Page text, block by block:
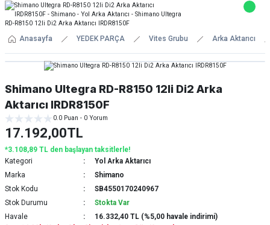
Anasayfa YEDEK PARÇA Vites Grubu Arka Aktarıcı
Shimano Ultegra RD-R8150 12li Di2 Arka
Aktarıcı IRDR8150F
0.0 Puan - 0 Yorum
17.192,00TL
*3.108,89 TL den başlayan taksitlerle!
Kategori
Yol Arka Aktarıcı
Marka
Shimano
Stok Kodu
SB4550170240967
Stok Durumu
Stokta Var
Havale
16.332,40 TL (%5,00 havale indirimi)